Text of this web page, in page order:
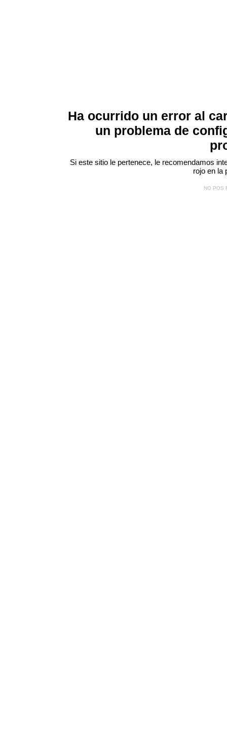
Ha ocurrido un error al
un problema de
Si este sitio le pertenece, le recomendamos
rojo en la
NO POS